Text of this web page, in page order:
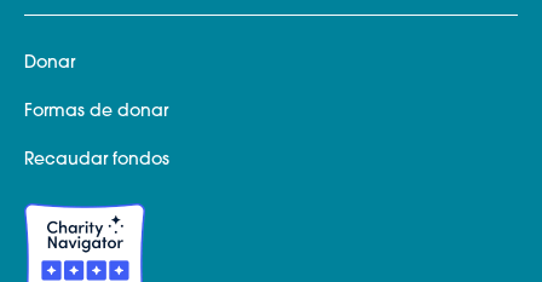
Donar
Formas de donar
Recaudar fondos